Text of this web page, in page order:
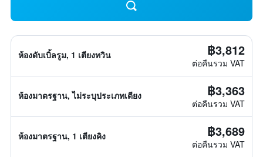
ห้องดับเบิ้ลรูม, 1 เตียงทวิน ฿3,812
ต่อคืนรวม VAT
ห้องมาตรฐาน, ไม่ระบุประเภทเตียง ฿3,363
ต่อคืนรวม VAT
ห้องมาตรฐาน, 1 เตียงคิง ฿3,689
ต่อคืนรวม VAT